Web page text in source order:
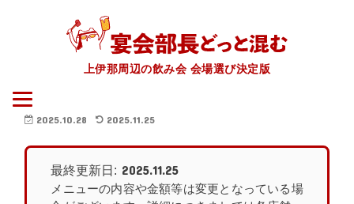
上伊那周辺の飲み会 会場選び決定版
2025.10.28 2025.11.25
最終更新日: 2025.11.25
メニューの内容や金額等は変更となっている場